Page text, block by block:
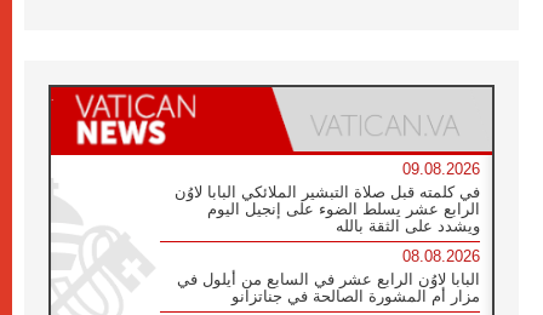
09.08.2026
في كلمته قبل صلاة التبشير الملائكي البابا لاوُن
الرابع عشر يسلط الضوء على إنجيل اليوم
ويشدد على الثقة بالله
08.08.2026
البابا لاوُن الرابع عشر في السابع من أيلول في
مزار أم المشورة الصالحة في جناتزانو